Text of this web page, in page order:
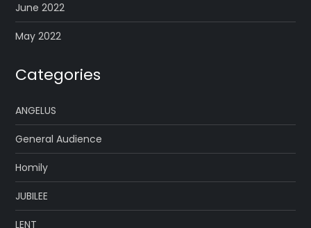
June 2022
May 2022
Categories
ANGELUS
General Audience
Homily
JUBILEE
LENT